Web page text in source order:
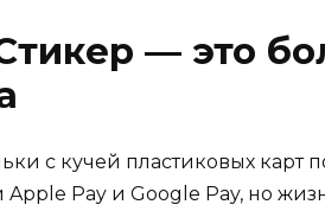
— это
с кучей пластиковых карт
Pay и Google Pay, но